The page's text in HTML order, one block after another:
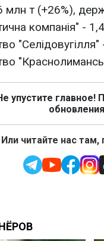
млн т (+26%),
компанія" -
упустите главное!
Или читайте нас